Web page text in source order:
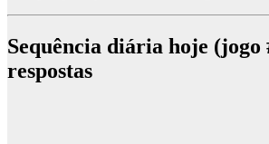
Sequência diária hoje (jogo
respostas